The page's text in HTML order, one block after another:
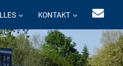
KONTAKT